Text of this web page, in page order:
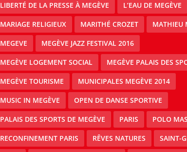
LIBERTÉ DE LA PRESSE À MEGÈVE L’EAU DE MEGÈVE
MARIAGE RELIGIEUX MARITHÉ CROZET MATHIEU
MEGEVE MEGÈVE JAZZ FESTIVAL 2016
MEGÈVE LOGEMENT SOCIAL MEGÈVE PALAIS DES
MEGÈVE TOURISME MUNICIPALES MEGÈVE 2014
MUSIC IN MEGÈVE OPEN DE DANSE SPORTIVE
PALAIS DES SPORTS DE MEGÈVE PARIS POLO
RECONFINEMENT PARIS RÊVES NATURES SAINT-